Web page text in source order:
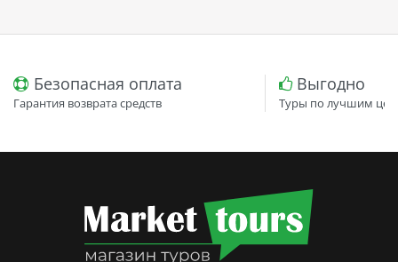
Безопасная оплата
Гарантия возврата средств
Выгодно
Туры по лучшим